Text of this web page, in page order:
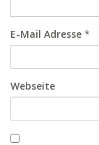
E-Mail Adresse *
Webseite